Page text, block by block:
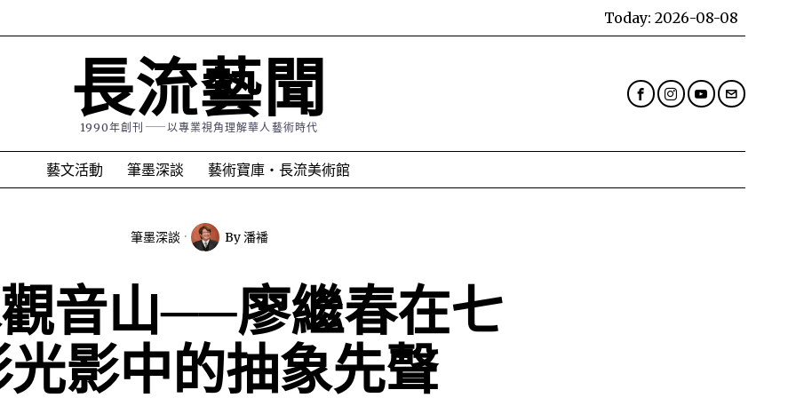
Today: 2026-08-08
長流藝聞
1990年創刊⸺以專業視角理解華人藝術時代
藝文活動 筆墨深談 藝術寶庫・長流美術館
筆墨深談 By潘襎
音山──廖繼春在七
影中的抽象先聲